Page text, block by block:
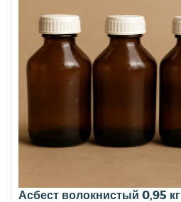
Асбест волокнистый 0,95 кг